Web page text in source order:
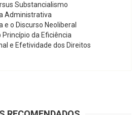
Substancialismo
Administrativa
e o Discurso Neoliberal
Princípio da Eficiência
e Efetividade dos Direitos